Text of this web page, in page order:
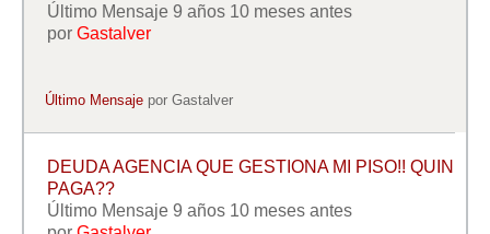
Último Mensaje 9 años 10 meses antes
por Gastalver
Último Mensaje porGastalver
DEUDA AGENCIA QUE GESTIONA MI PISO!! QUIN
PAGA??
Último Mensaje 9 años 10 meses antes